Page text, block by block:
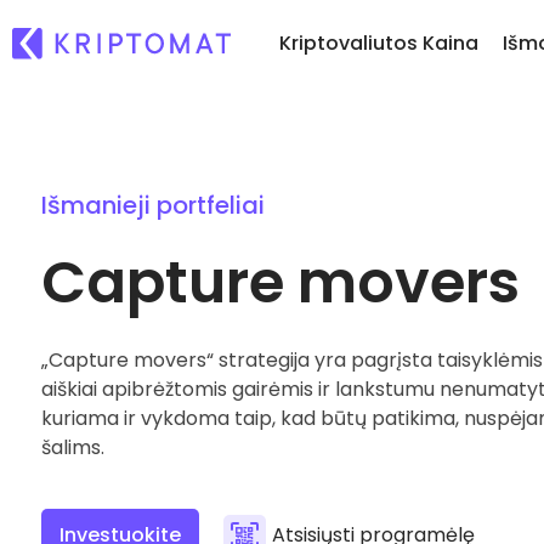
Kriptovaliutos Kaina
Daugiau nei 300 kriptovaliutų
Ieškokite investavimo galimybiųDaugiau nei 1000 porų
kriptovaliutas
Kriptomat piniginė
Saugi ir paprasta
piniginė
Išmanieji portfeliai
Capture movers
„Capture movers“ strategija yra pagrįsta
aiškiai apibrėžtomis gairėmis ir lankstumu
kuriama ir vykdoma taip, kad būtų patikima,
šalims.
Investuokite Atsisiųsti programėlę